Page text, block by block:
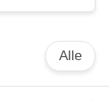
Alle